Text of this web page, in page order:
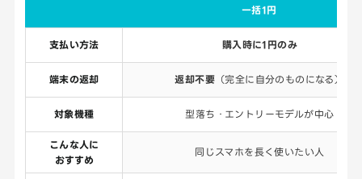
一括1円
支払い方法 購入時に1円のみ
端末の返却 返却不要 （完全に自分のものになる）
対象機種 型落ち・エントリーモデルが中心
こんな人に
おすすめ
同じスマホを長く使いたい人